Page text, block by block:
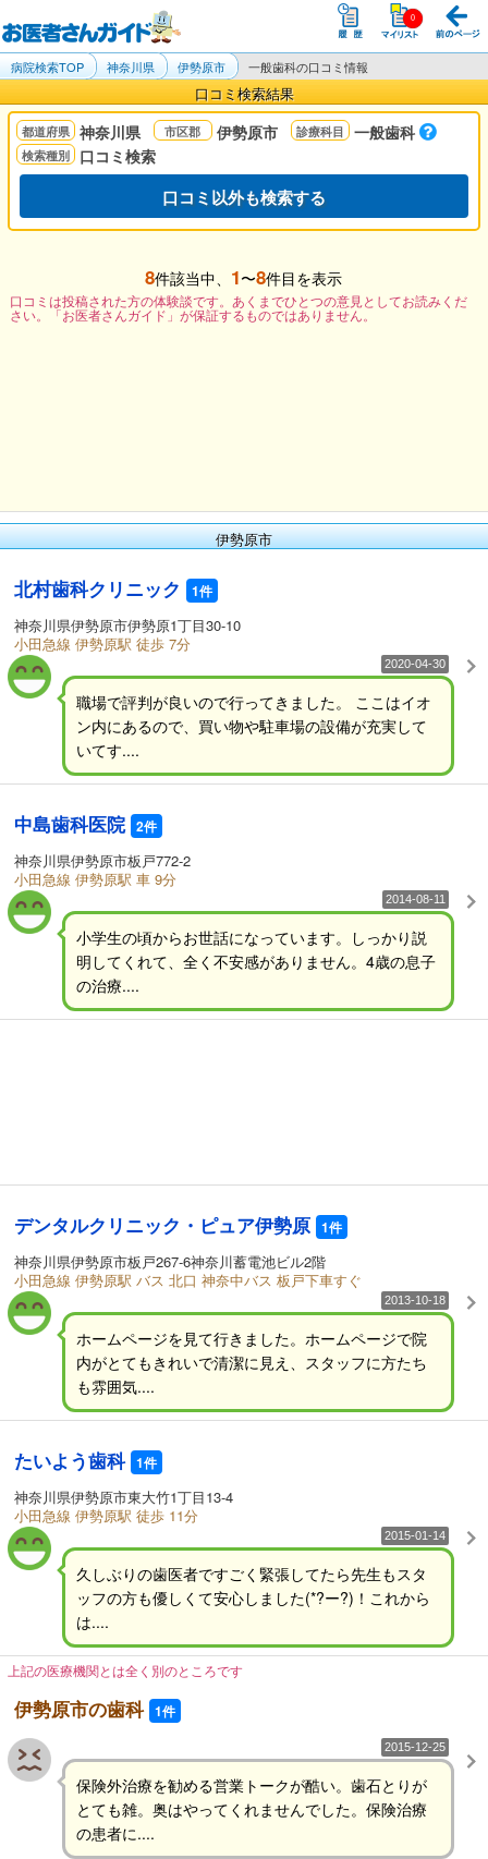
病院検索TOP 神奈川県 伊勢原市 一般歯科の口コミ情報
口コミ検索結果
神奈川県 伊勢原市
一般歯科
口コミ検索
口コミ以外も検索する
8件該当中、 1〜8件目を表示
口コミは投稿された方の体験談です。あくまでひとつの意見としてお読みくだ
さい。「お医者さんガイド」が保証するものではありません。
伊勢原市
北村歯科クリニック 1件
神奈川県伊勢原市伊勢原1丁目30-10
小田急線 伊勢原駅 徒歩 7分
2020-04-30
職場で評判が良いので行ってきました。 ここはイオ
ン内にあるので、買い物や駐車場の設備が充実して
いてす....
中島歯科医院 2件
神奈川県伊勢原市板戸772-2
小田急線 伊勢原駅 車 9分
2014-08-11
小学生の頃からお世話になっています。しっかり説
明してくれて、全く不安感がありません。4歳の息子
の治療....
デンタルクリニック・ピュア伊勢原 1件
神奈川県伊勢原市板戸267-6神奈川蓄電池ビル2階
小田急線 伊勢原駅 バス 北口 神奈中バス 板戸下車すぐ
2013-10-18
ホームページを見て行きました。ホームページで院
内がとてもきれいで清潔に見え、スタッフに方たち
も雰囲気....
たいよう歯科 1件
神奈川県伊勢原市東大竹1丁目13-4
小田急線 伊勢原駅 徒歩 11分
2015-01-14
久しぶりの歯医者ですごく緊張してたら先生もスタ
ッフの方も優しくて安心しました(*?ー?)！これから
は....
上記の医療機関とは全く別のところです
伊勢原市の歯科 1件
2015-12-25
保険外治療を勧める営業トークが酷い。歯石とりが
とても雑。奥はやってくれませんでした。保険治療
の患者に....